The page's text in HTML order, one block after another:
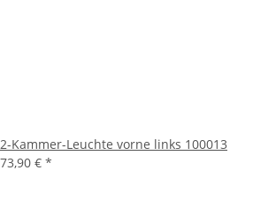
2-Kammer-Leuchte vorne links 100013
73,90 € *